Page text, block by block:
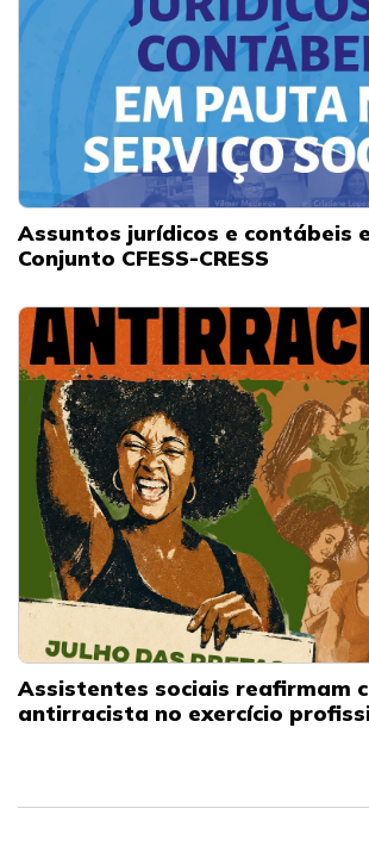
Assuntos jurídicos e contábeis
Conjunto CFESS-CRESS
Assistentes sociais reafirmam
antirracista no exercício